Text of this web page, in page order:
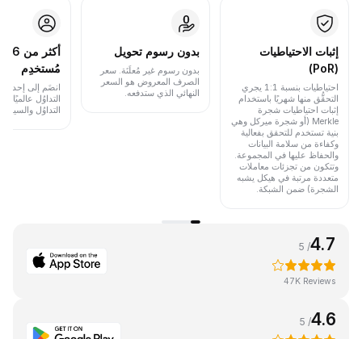
إثبات الاحتياطيات
(PoR)
احتياطيات بنسبة 1:1 يجري
التحقُّق منها شهريًا باستخدام
إثبات احتياطيات شجرة
Merkle (أو شجرة ميركل وهي
بنية تستخدم للتحقق بفعالية
وكفاءة من سلامة البيانات
والحفاظ عليها في المجموعة.
وتتكون من تجزئات معاملات
متعددة مرتبة في هيكل يشبه
الشجرة) ضمن الشبكة.
بدون رسوم تحويل
بدون رسوم غير مُعلَنَة. سعر
الصرف المعروض هو السعر
النهائي الذي ستدفعه.
مُستخدِم
انضَم إلى إحدى
التداوُل
التداوُل والسيولة.
4.7
/ 5
47K Reviews
4.6
/ 5